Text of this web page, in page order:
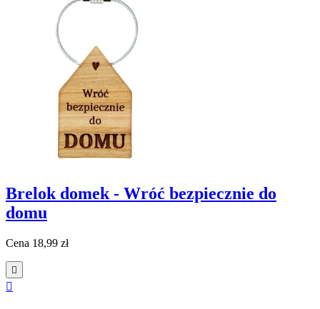
Brelok domek - Wróć bezpiecznie do
domu
Cena 18,99 zł

